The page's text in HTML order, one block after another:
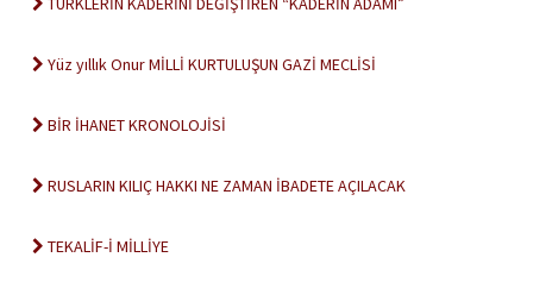
Yüz yıllık Onur MİLLİ KURTULUŞUN GAZİ MECLİSİ
BİR İHANET KRONOLOJİSİ
RUSLARIN KILIÇ HAKKI NE ZAMAN İBADETE AÇILACAK
TEKALİF-İ MİLLİYE